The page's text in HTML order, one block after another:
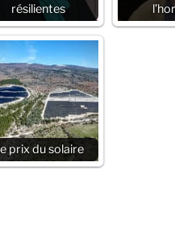
résilientes
prix du solaire